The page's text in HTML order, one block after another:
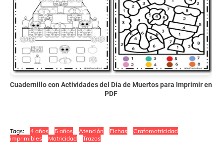
Cuadernillo con Actividades del Día de Muertos para Imprimir en
PDF
Tags: 4 años 5 años Atención Fichas
Grafomotricidad
imprimibles
Motricidad Trazos